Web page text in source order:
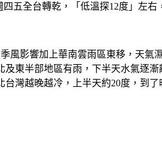
五全台轉乾，「低溫探12度」左右
風影響加上華南雲雨區東移，天氣
東半部地區有雨，下半天水氣逐
灣越晚越冷，上半天約20度，到了